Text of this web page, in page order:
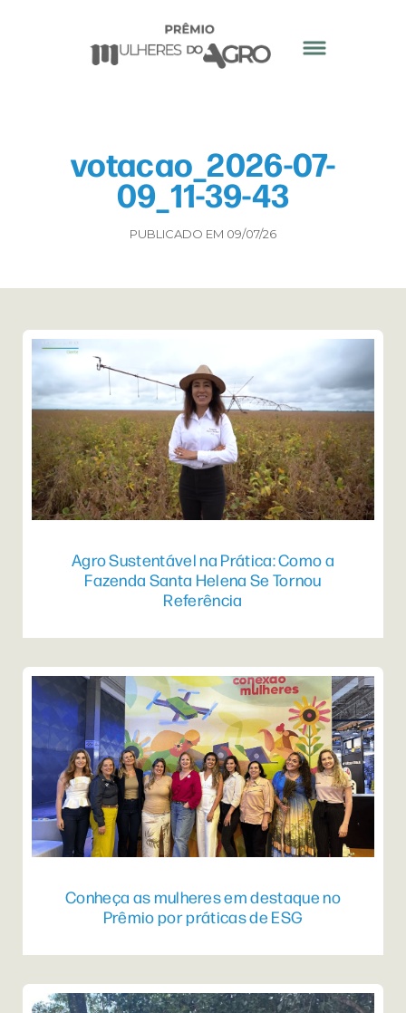
votacao_2026-07-
09_11-39-43
PUBLICADO EM 09/07/26
Agro Sustentável na Prática: Como a
Fazenda Santa Helena Se Tornou
Referência
Conheça as mulheres em destaque no
Prêmio por práticas de ESG